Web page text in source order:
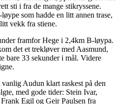
sti i fra de mange stikryssene.
som hadde en litt annen trase,
vekk fra stiene.
framfor Hege i 2,4km B-løypa.
det et trekløver med Aasmund,
bare 33 sekunder i mål. Videre
Audun klart raskest på den
med gode tider: Stein Ivar,
Egil og Geir Paulsen fra